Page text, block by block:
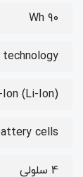
90 Wh
(Li-Ion)
cells
4 سلولی